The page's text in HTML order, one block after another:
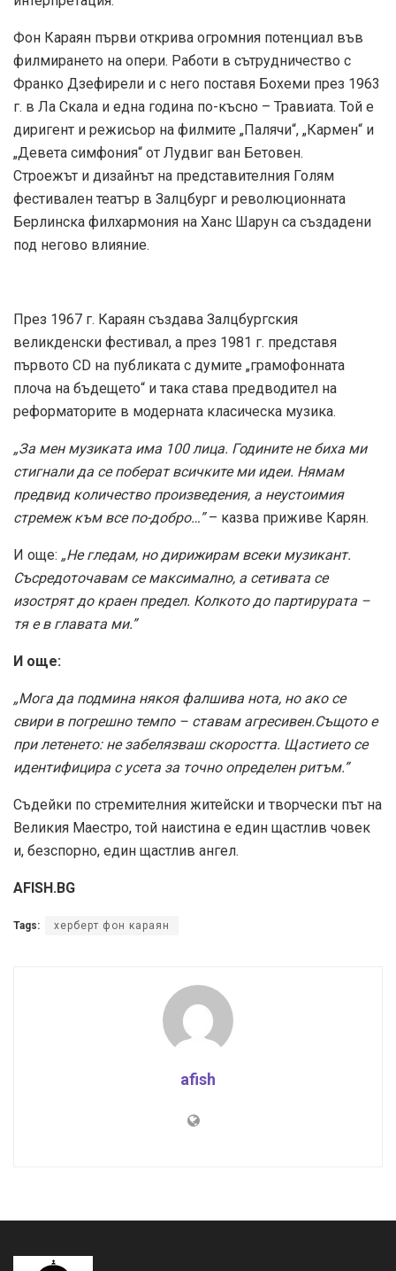
Фон Караян първи открива огромния потенциал във
филмирането на опери. Работи в сътрудничество с
Франко Дзефирели и с него поставя Бохеми през 1963
г. в Ла Скала и една година по-късно – Травиата. Той е
диригент и режисьор на филмите „Палячи“, „Кармен“ и
„Девета симфония“ от Лудвиг ван Бетовен.
Строежът и дизайнът на представителния Голям
фестивален театър в Залцбург и революционната
Берлинска филхармония на Ханс Шарун са създадени
под негово влияние.
През 1967 г. Караян създава Залцбургския
великденски фестивал, а през 1981 г. представя
първото CD на публиката с думите „грамофонната
плоча на бъдещето“ и така става предводител на
реформаторите в модерната класическа музика.
„За мен музиката има 100 лица. Годините не биха ми
стигнали да се поберат всичките ми идеи. Нямам
предвид количество произведения, а неустоимия
стремеж към все по-добро…”– казва приживе Карян.
И още: „Не гледам, но дирижирам всеки музикант.
Съсредоточавам се максимално, а сетивата се
изострят до краен предел. Колкото до партирурата –
тя е в главата ми.”
И още:
„Мога да подмина някоя фалшива нота, но ако се
свири в погрешно темпо – ставам агресивен.Същото е
при летенето: не забелязваш скоростта. Щастието се
идентифицира с усета за точно определен ритъм.”
Съдейки по стремителния житейски и творчески път на
Великия Маестро, той наистина е един щастлив човек
и, безспорно, един щастлив ангел.
AFISH.BG
Tags: херберт фон караян
afish